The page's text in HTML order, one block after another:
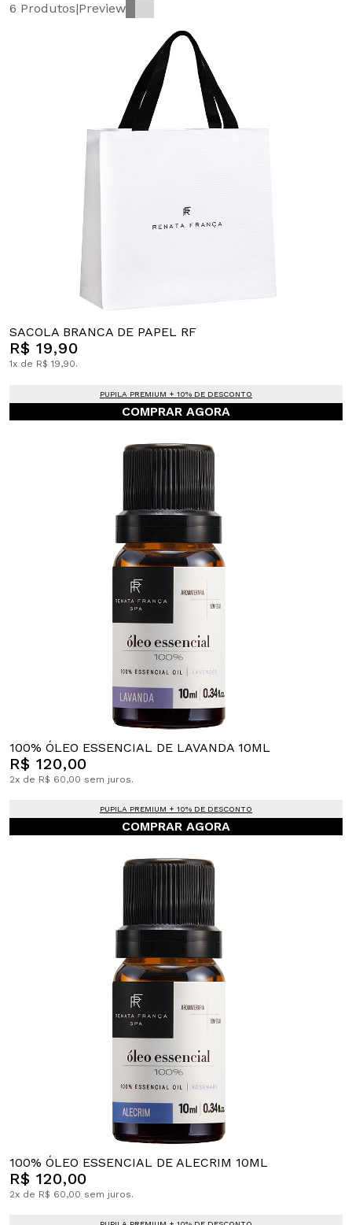
6 Produtos|Preview
SACOLA BRANCA DE PAPEL RF
R$ 19,90
1x de R$ 19,90.
PUPILA PREMIUM + 10% DE DESCONTO
COMPRAR AGORA
100% ÓLEO ESSENCIAL DE LAVANDA 10ML
R$ 120,00
2x de R$ 60,00 sem juros.
PUPILA PREMIUM + 10% DE DESCONTO
COMPRAR AGORA
100% ÓLEO ESSENCIAL DE ALECRIM 10ML
R$ 120,00
2x de R$ 60,00 sem juros.